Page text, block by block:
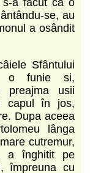
se, au
a osândit
Sfântului
o funie si,
preajma usii
capul în jos,
Dupa aceea
lânga
cutremur,
a înghitit pe
împreuna cu